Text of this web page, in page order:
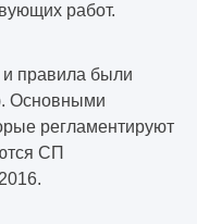
работ.
правила были
Основными
регламентируют
СП